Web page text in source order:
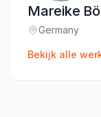
Mareike
Locatie:
Germany
Bekijk alle